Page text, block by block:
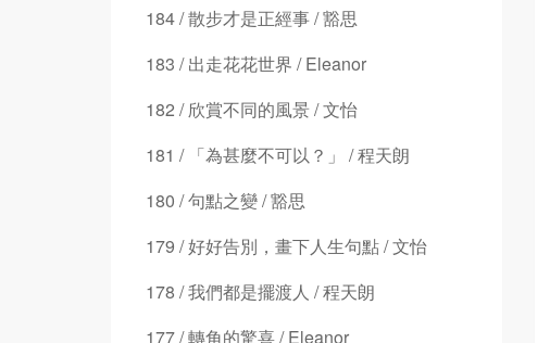
184 / 散步才是正經事 / 豁思
183 / 出走花花世界 / Eleanor
182 / 欣賞不同的風景 / 文怡
181 / 「為甚麼不可以？」 / 程天朗
180 / 句點之變 / 豁思
179 / 好好告別，畫下人生句點 / 文怡
178 / 我們都是擺渡人 / 程天朗
177 / 轉角的驚喜 / Eleanor